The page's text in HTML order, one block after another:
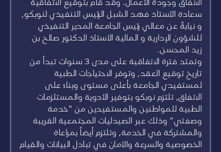
الانفاق وجودة الأعمال. وقد قام بتوقيع الاتفاقية
سعادة الأستاذ فهد الشبل الرئيس التنفيذي لنوبكو،
و نيابةً عن معالي رئيس الجامعة المدير التنفيذي
للشؤون الإدارية و المالية الأستاذ الدكتور صالح بن
زيد المحسن.
وتمتد فترة الاتفاقية على مدى 3 سنوات تبدأ من
تاريخ توقيع العقد، وتوفر الاحتياجات الطبية
لمستفيدي الجامعة بأعلى مستوى وبناءً على
الاتفاق، تلتزم نوبكو بتوفير الأدوية والمستلزمات
الطبية للمواطنين والمستفيدين من “خدمة
وصفتي” وذلك عبر الصيدليات المجتمعية القريبة
والمشتركة في الخدمة، وتلتزم أيضاً بمراعاة
الخصوصية والسرعة والأمان في تبادل البيانات والقيام